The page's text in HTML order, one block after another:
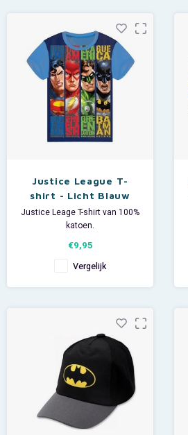
deze stoere Classic
muurstickers van Superman!
In de set zitten 29 stickers van
Superman en alle bijbehorende
ka
Justice League T-
shirt - Licht Blauw
Justice Leage T-shirt van 100%
katoen.
superhelden Superman,
Batman, The Flash en Green
Wasadvies: was kleding met
print altijd binnenste buiten.
€9,95
Vergelijk